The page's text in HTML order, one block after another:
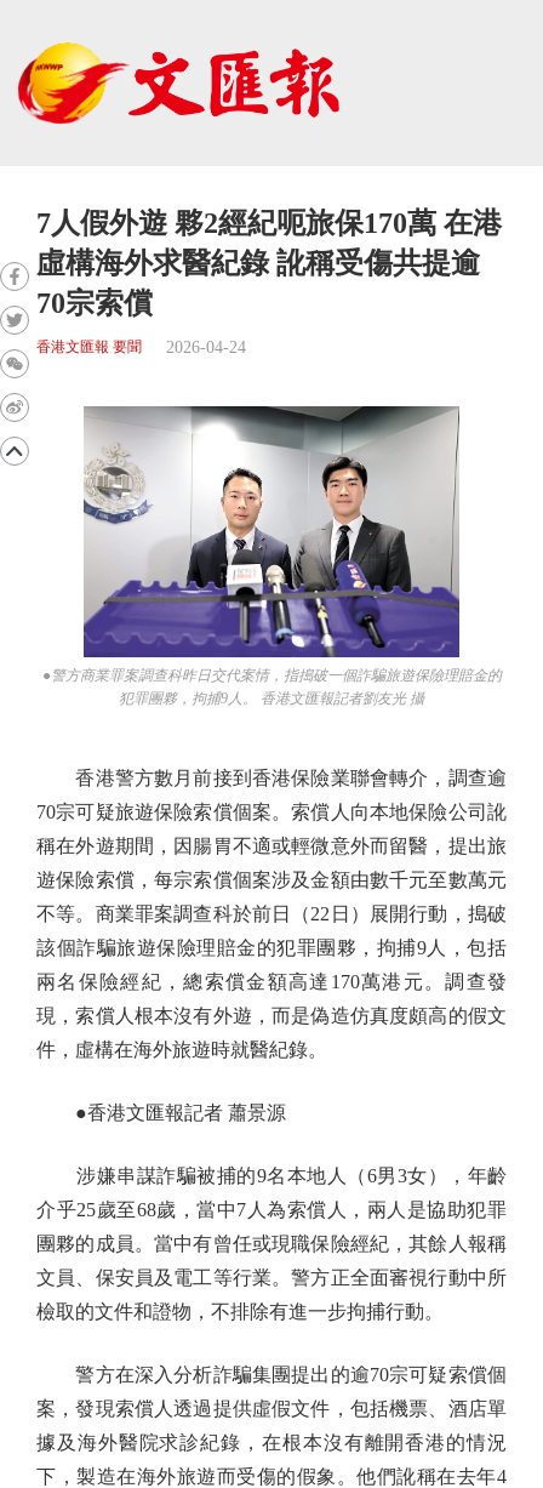
7人假外遊 夥2經紀呃旅保170萬 在港
虛構海外求醫紀錄 訛稱受傷共提逾
70宗索償
香港文匯報 要聞 2026-04-24
●警方商業罪案調查科昨日交代案情，指搗破一個詐騙旅遊保險理賠金的
犯罪團夥，拘捕9人。 香港文匯報記者劉友光 攝
香港警方數月前接到香港保險業聯會轉介，調查逾
70宗可疑旅遊保險索償個案。索償人向本地保險公司訛
稱在外遊期間，因腸胃不適或輕微意外而留醫，提出旅
遊保險索償，每宗索償個案涉及金額由數千元至數萬元
不等。商業罪案調查科於前日（22日）展開行動，搗破
該個詐騙旅遊保險理賠金的犯罪團夥，拘捕9人，包括
兩名保險經紀，總索償金額高達170萬港元。調查發
現，索償人根本沒有外遊，而是偽造仿真度頗高的假文
件，虛構在海外旅遊時就醫紀錄。
●香港文匯報記者 蕭景源
涉嫌串謀詐騙被捕的9名本地人（6男3女），年齡
介乎25歲至68歲，當中7人為索償人，兩人是協助犯罪
團夥的成員。當中有曾任或現職保險經紀，其餘人報稱
文員、保安員及電工等行業。警方正全面審視行動中所
檢取的文件和證物，不排除有進一步拘捕行動。
警方在深入分析詐騙集團提出的逾70宗可疑索償個
案，發現索償人透過提供虛假文件，包括機票、酒店單
據及海外醫院求診紀錄，在根本沒有離開香港的情況
下，製造在海外旅遊而受傷的假象。他們訛稱在去年4